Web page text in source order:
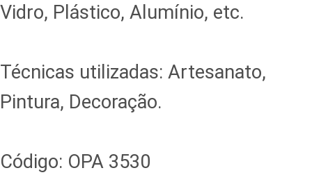
Vidro, Plástico, Alumínio, etc.
Técnicas utilizadas: Artesanato,
Pintura, Decoração.
Código: OPA 3530